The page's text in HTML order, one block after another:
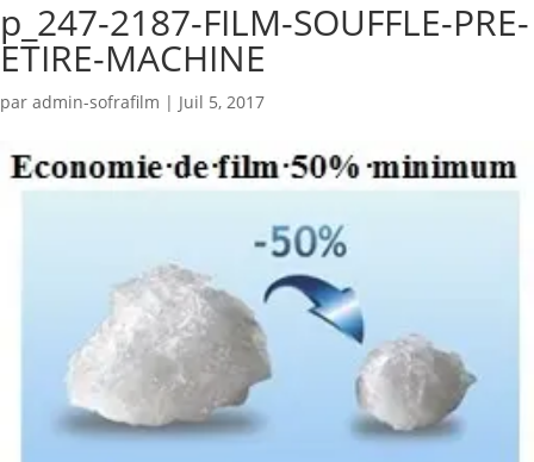
p_247-2187-FILM-SOUFFLE-PRE-
ETIRE-MACHINE
par admin-sofrafilm | Juil 5, 2017